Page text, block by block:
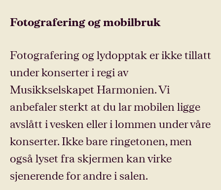
Fotografering og mobilbruk
Fotografering og lydopptak er ikke tillatt
under konserter i regi av
Musikkselskapet Harmonien. Vi
anbefaler sterkt at du lar mobilen ligge
avslått i vesken eller i lommen under våre
konserter. Ikke bare ringetonen, men
også lyset fra skjermen kan virke
sjenerende for andre i salen.